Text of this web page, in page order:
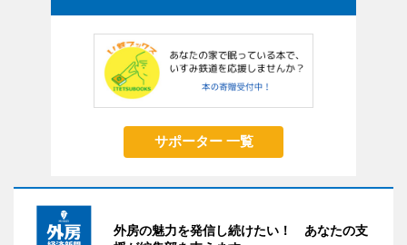
サポーター 一覧
外房の魅力を発信し続けたい！ あなたの支